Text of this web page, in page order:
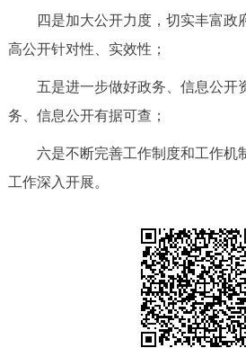
四是加大公开力度，切实丰富政
高公开针对性、实效性；
五是进一步做好政务、信息公开
务、信息公开有据可查；
六是不断完善工作制度和工作机
工作深入开展。